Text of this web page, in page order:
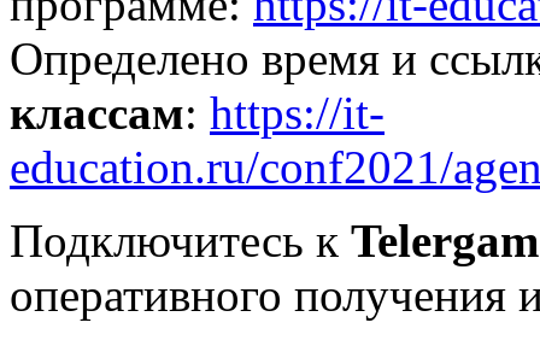
Определено время и
классам: https://it-
education.ru/conf2021/
Подключитесь к
оперативного получения